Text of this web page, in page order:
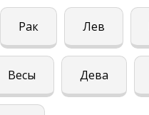
Рак Лев
Весы Дева